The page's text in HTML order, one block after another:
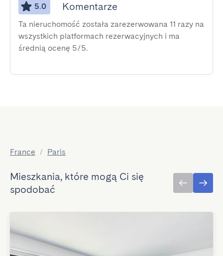
5.0 Komentarze
Ta nieruchomość została zarezerwowana 11 razy na
wszystkich platformach rezerwacyjnych i ma
średnią ocenę 5/5.
France / Paris
Mieszkania, które mogą Ci się
spodobać